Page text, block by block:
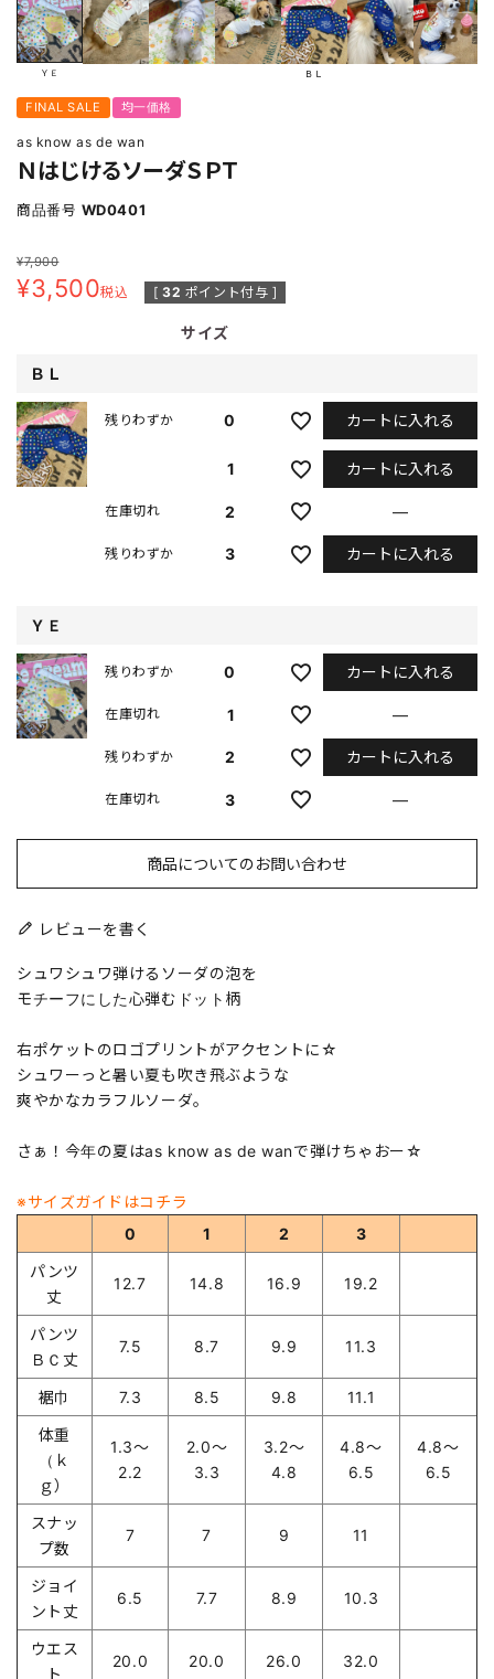
ＹＥ ＢＬ
FINAL SALE 均一価格
as know as de wan
ＮはじけるソーダＳＰＴ
商品番号 WD0401
¥7,900
¥3,500税込 [ 32 ポイント付与 ]
サイズ
ＢＬ
0
残りわずか カートに入れる
1 カートに入れる
2
在庫切れ —
3
残りわずか カートに入れる
ＹＥ
0
残りわずか カートに入れる
1
在庫切れ —
2
残りわずか カートに入れる
3
在庫切れ —
商品についてのお問い合わせ
レビューを書く
シュワシュワ弾けるソーダの泡を
モチーフにした心弾むドット柄
右ポケットのロゴプリントがアクセントに☆
シュワーっと暑い夏も吹き飛ぶような
爽やかなカラフルソーダ。
さぁ！今年の夏はas know as de wanで弾けちゃおー☆
※サイズガイドはコチラ
0
1 2
3
パンツ
丈
12.7 14.8 16.9 19.2
パンツ
ＢＣ丈
7.5 8.7 9.9 11.3
裾巾 7.3 8.5 9.8
11.1
体重
（ｋ
ｇ）
1.3～
2.2
2.0～
3.3
3.2～
4.8
4.8～
6.5
4.8～
6.5
スナッ
プ数
7 7 9 11
ジョイ
ント丈
6.5 7.7 8.9 10.3
ウエス
ト
20.0 20.0 26.0 32.0